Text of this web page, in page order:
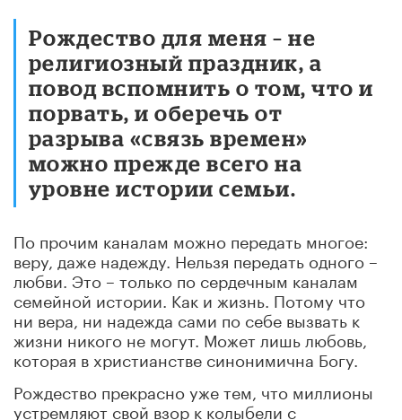
Рождество для меня – не
религиозный праздник, а
повод вспомнить о том, что и
порвать, и оберечь от
разрыва «связь времен»
можно прежде всего на
уровне истории семьи.
По прочим каналам можно передать многое:
веру, даже надежду. Нельзя передать одного –
любви. Это – только по сердечным каналам
семейной истории. Как и жизнь. Потому что
ни вера, ни надежда сами по себе вызвать к
жизни никого не могут. Может лишь любовь,
которая в христианстве синонимична Богу.
Рождество прекрасно уже тем, что миллионы
устремляют свой взор к колыбели с